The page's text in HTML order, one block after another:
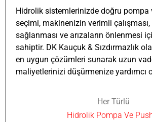
Hidrolik sistemlerinizde doğru pompa
seçimi, makinenizin verimli
sağlanması ve arızaların önlenmesi
sahiptir. DK Kauçuk & Sızdırmazlık
en uygun çözümleri sunarak uzun
maliyetlerinizi düşürmenize yardımcı
Her Türlü
Hidrolik Pompa Ve